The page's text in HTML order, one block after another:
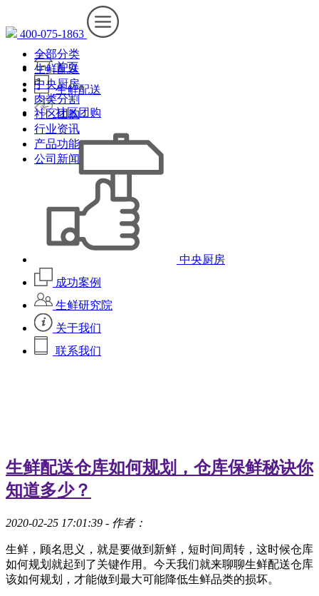
400-075-1863
首页
生鲜配送
社区团购
中央厨房
成功案例
生鲜研究院
关于我们
联系我们
全部分类
生鲜配送
中央厨房
肉类分割
社区团购
行业资讯
产品功能
公司新闻
生鲜配送仓库如何规划，仓库保鲜秘诀你
知道多少？
2020-02-25 17:01:39 - 作者：
生鲜，顾名思义，就是要做到新鲜，短时间周转，这时候仓库
如何规划就起到了关键作用。今天我们就来聊聊生鲜配送仓库
该如何规划，才能做到最大可能降低生鲜品类的损坏。